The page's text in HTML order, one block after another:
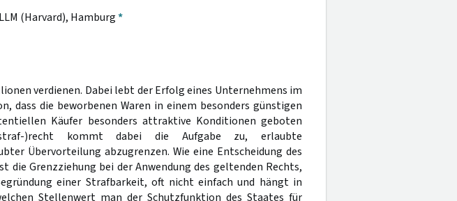
(Harvard), Hamburg*
verdienen. Dabei lebt der Erfolg eines Unternehmens im
dass die beworbenen Waren in einem besonders günstigen
Käufer besonders attraktive Konditionen geboten
)recht kommt dabei die Aufgabe zu, erlaubte
Übervorteilung abzugrenzen. Wie eine Entscheidung des
die Grenzziehung bei der Anwendung des geltenden Rechts,
einer Strafbarkeit, oft nicht einfach und hängt in
Stellenwert man der Schutzfunktion des Staates für